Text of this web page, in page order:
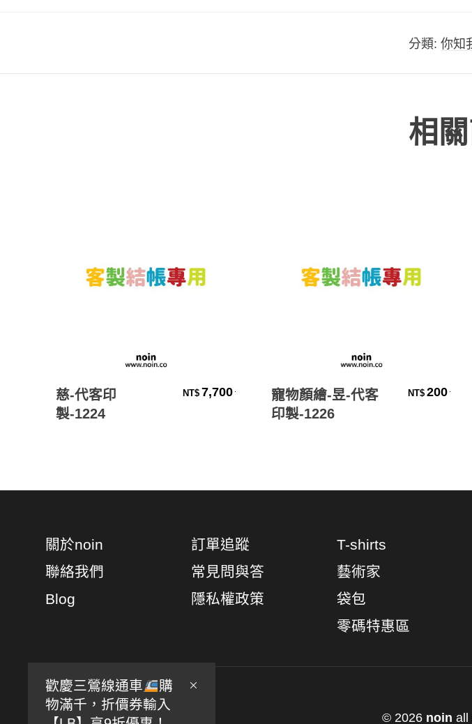
歡慶三鶯線通車
購
物滿千，折價券輸入
分類: 你知
相
慈-代客印
製-1224
NT$ 7,700 加入購物車
寵物顏繪-昱-代客
印製-1226
NT$ 200
關於noin
聯絡我們
Blog
訂單追蹤
常見問與答
隱私權政策
T-shirts
藝術家
袋包
零碼特惠區
© 2026 noin all